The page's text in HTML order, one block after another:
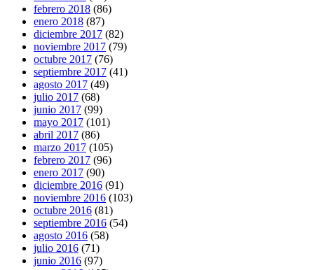
febrero 2018 (86)
enero 2018 (87)
diciembre 2017 (82)
noviembre 2017 (79)
octubre 2017 (76)
septiembre 2017 (41)
agosto 2017 (49)
julio 2017 (68)
junio 2017 (99)
mayo 2017 (101)
abril 2017 (86)
marzo 2017 (105)
febrero 2017 (96)
enero 2017 (90)
diciembre 2016 (91)
noviembre 2016 (103)
octubre 2016 (81)
septiembre 2016 (54)
agosto 2016 (58)
julio 2016 (71)
junio 2016 (97)